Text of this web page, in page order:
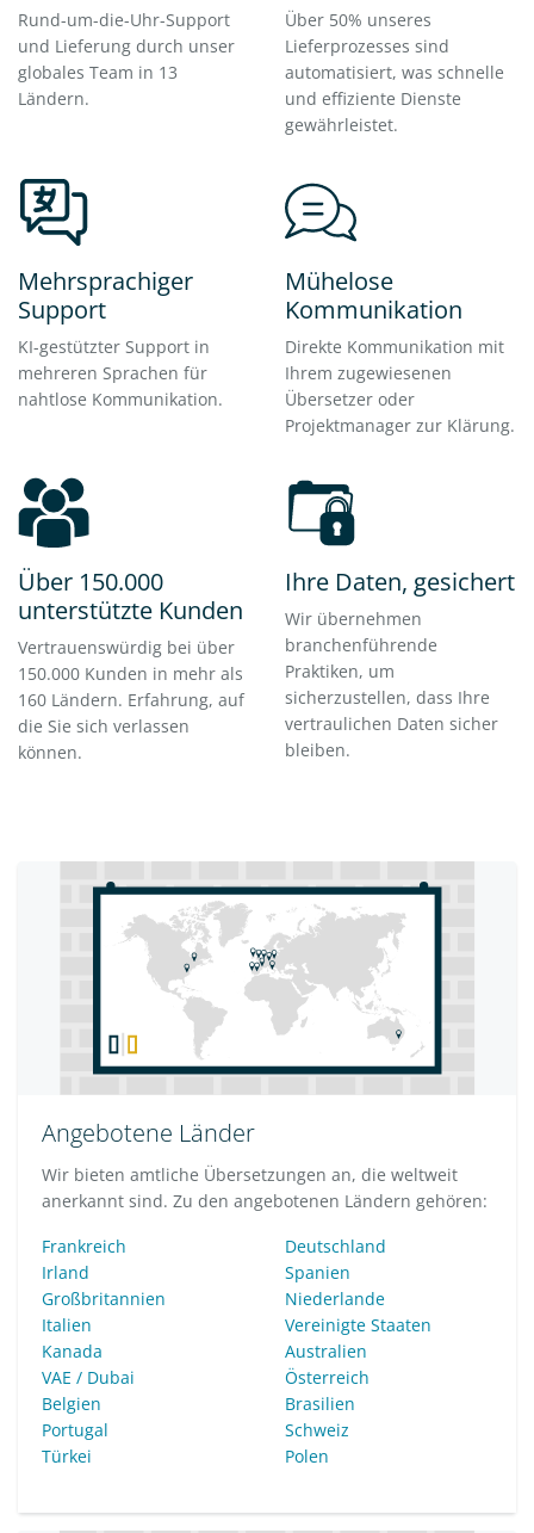
Rund-um-die-Uhr-Support
und Lieferung durch unser
globales Team in 13
Ländern.
Über 50% unseres
Lieferprozesses sind
automatisiert, was schnelle
und effiziente Dienste
gewährleistet.
Mehrsprachiger
Support
KI-gestützter Support in
mehreren Sprachen für
nahtlose Kommunikation.
Mühelose
Kommunikation
Direkte Kommunikation mit
Ihrem zugewiesenen
Übersetzer oder
Projektmanager zur Klärung.
Über 150.000
unterstützte Kunden
Vertrauenswürdig bei über
150.000 Kunden in mehr als
160 Ländern. Erfahrung, auf
die Sie sich verlassen
können.
Ihre Daten, gesichert
Wir übernehmen
branchenführende
Praktiken, um
sicherzustellen, dass Ihre
vertraulichen Daten sicher
bleiben.
Angebotene Länder
Wir bieten amtliche Übersetzungen an, die weltweit
anerkannt sind. Zu den angebotenen Ländern gehören:
Frankreich
Deutschland
Irland
Spanien
Großbritannien
Niederlande
Italien
Vereinigte Staaten
Kanada
Australien
VAE / Dubai
Österreich
Belgien
Brasilien
Portugal
Schweiz
Türkei
Polen